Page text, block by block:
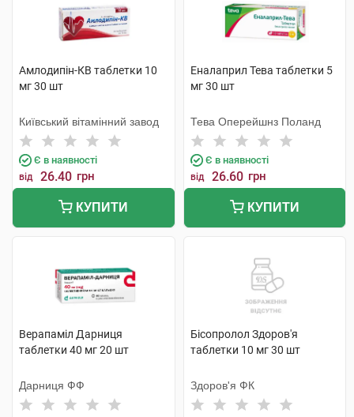
Амлодипін-КВ таблетки 10
мг 30 шт
Київський вітамінний завод
Є в наявності
від 26.40 грн
КУПИТИ
Еналаприл Тева таблетки 5
мг 30 шт
Тева Оперейшнз Поланд
Є в наявності
від 26.60 грн
КУПИТИ
Верапаміл Дарниця
таблетки 40 мг 20 шт
Дарниця ФФ
Бісопролол Здоров'я
таблетки 10 мг 30 шт
Здоров'я ФК